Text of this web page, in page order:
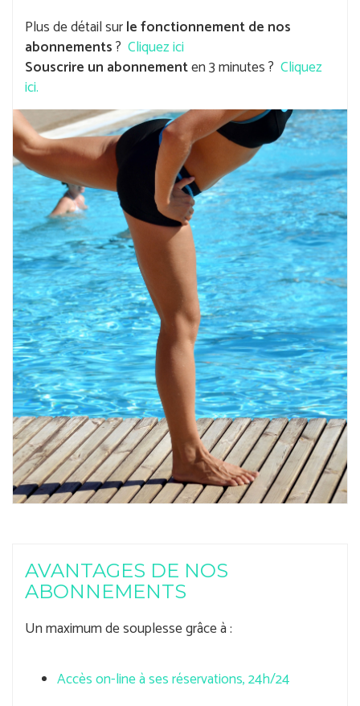
Plus de détail surle fonctionnement de nos
abonnements? Cliquez ici
Souscrire un abonnementen 3 minutes ? Cliquez
ici.
AVANTAGES DE NOS
ABONNEMENTS
Un maximum de souplesse grâce à :
Accès on-line à ses réservations, 24h/24